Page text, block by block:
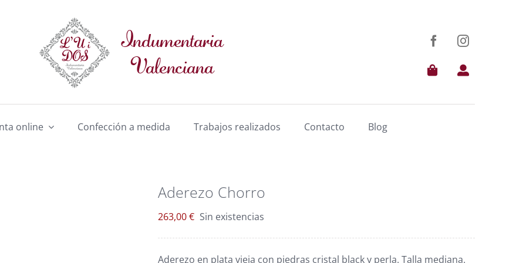
online Confección a medida Trabajos realizados Contacto Blog
Aderezo Chorro
263,00€ Sin existencias
Aderezo en plata vieja con piedras cristal black y perla. Talla mediana.